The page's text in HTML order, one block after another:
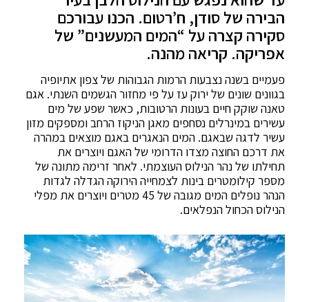
הבירה של סודן, ח’רטום. הכנו עבורכם
סקירה קצרה על “המים המעשנים” של
אפריקה. קריאה מהנה.
פעמיים בשנה נצבעות הרמות הגבוהות של צפון אתיופיה
בגוונים שונים של ירוק עז על פי מחזור הגשמים השנתי. אגם
טאנה שוקק חיים בעונות הרטובות, כאשר שפע של מים
עשירים במינרלים נסחפים מאגן הניקוז הרחב ומספקים מזון
עשיר לדגה שבאגם. המים הנאגרים באגם מוצאים במהרה
את דרכם החוצה מצדו הדרומי של האגם ויוצרים את
תחילתו של נהר הנילוס העוצמתי. לאחר זרימה מתונה של
מספר קילומטרים בינות לצמחייה הירוקה הגדלה לגדות
הנהר נופלים המים מגובה של 45 מטרים ויוצרים את מפלי
הנילוס הכחול הנפלאים.